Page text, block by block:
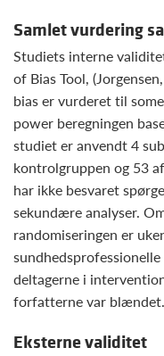
Samlet vurdering
Studiets interne
of Bias Tool,
bias er vurderet til
power beregningen
studiet er anvendt 4
kontrolgruppen og 53
har ikke besvaret
sekundære analyser.
randomiseringen er
deltagerne i
forfatterne var blændet.
Eksterne validitet